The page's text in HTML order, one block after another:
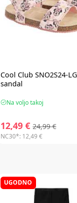
Cool Club SNO2S24-
sandal
Na voljo takoj
12,49 € 24,99 €
NC30*: 12,49 €
UGODNO